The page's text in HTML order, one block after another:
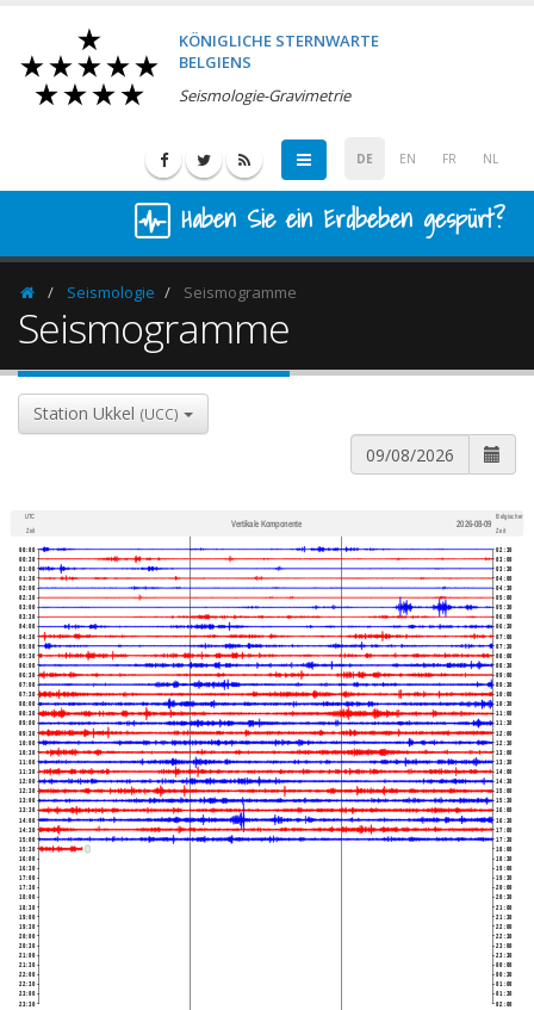
KÖNIGLICHE STERNWARTE
BELGIENS
Seismologie-Gravimetrie
DE EN FR NL
Haben Sie ein Erdbeben gespürt?
HomepageSeismologie Seismogramme
Seismogramme
Station Ukkel (UCC)
UTC
Zeit
Vertikale Komponente 2026-08-09
Belgischer
Zeit
00:00
00:30
01:00
01:30
02:00
02:30
03:00
03:30
04:00
04:30
05:00
05:30
06:00
06:30
07:00
07:30
08:00
08:30
09:00
09:30
10:00
10:30
11:00
11:30
12:00
12:30
13:00
13:30
14:00
14:30
15:00
15:30
16:00
16:30
17:00
17:30
18:00
18:30
19:00
19:30
20:00
20:30
21:00
21:30
22:00
22:30
23:00
23:30
02:30
03:00
03:30
04:00
04:30
05:00
05:30
06:00
06:30
07:00
07:30
08:00
08:30
09:00
09:30
10:00
10:30
11:00
11:30
12:00
12:30
13:00
13:30
14:00
14:30
15:00
15:30
16:00
16:30
17:00
17:30
18:00
18:30
19:00
19:30
20:00
20:30
21:00
21:30
22:00
22:30
23:00
23:30
00:00
00:30
01:00
01:30
02:00